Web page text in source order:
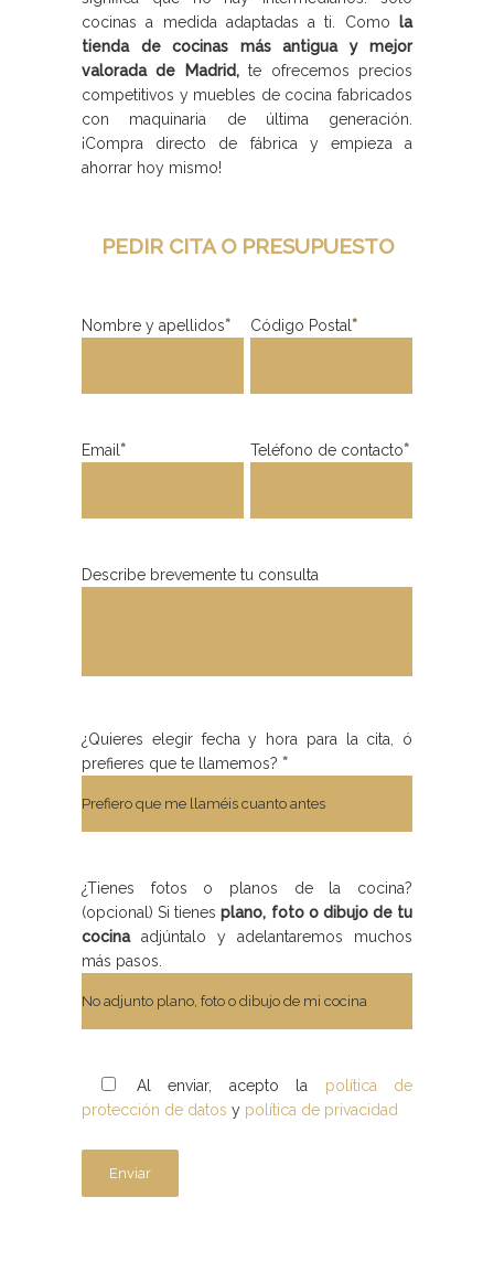
cocinas a medida adaptadas a ti. Como la
tienda de cocinas más antigua y mejor
valorada de Madrid,te ofrecemos precios
competitivos y muebles de cocina fabricados
con maquinaria de última generación.
¡Compra directo de fábrica y empieza a
ahorrar hoy mismo!
PEDIR CITA O PRESUPUESTO
Nombre y apellidos* Código Postal *
Email * Teléfono de contacto*
Describe brevemente tu consulta
¿Quieres elegir fecha y hora para la cita, ó
prefieres que te llamemos? *
¿Tienes fotos o planos de la cocina?
(opcional) Si tienesplano, foto o dibujo de tu
cocinaadjúntalo y adelantaremos muchos
más pasos.
Al enviar, acepto la política de
protección de datos y política de privacidad